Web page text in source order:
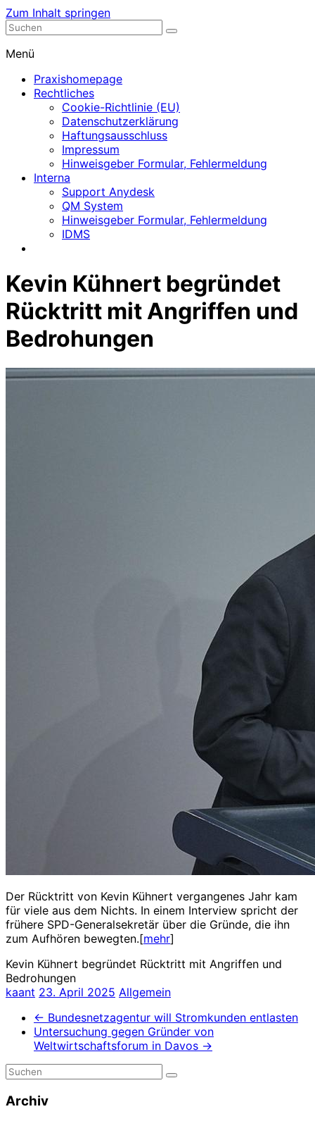
Zum Inhalt springen
Nephrologische Praxis mit Dialyse
Menü
Praxishomepage
Rechtliches
Cookie-Richtlinie (EU)
Datenschutzerklärung
Haftungsausschluss
Impressum
Hinweisgeber Formular, Fehlermeldung
Interna
Support Anydesk
QM System
Hinweisgeber Formular, Fehlermeldung
IDMS
Kevin Kühnert begründet
Rücktritt mit Angriffen und
Bedrohungen
Der Rücktritt von Kevin Kühnert vergangenes Jahr kam
für viele aus dem Nichts. In einem Interview spricht der
frühere SPD-Generalsekretär über die Gründe, die ihn
zum Aufhören bewegten.[mehr]
Kevin Kühnert begründet Rücktritt mit Angriffen und
Bedrohungen
kaant 23. April 2025 Allgemein
← Bundesnetzagentur will Stromkunden entlasten
Untersuchung gegen Gründer von
Weltwirtschaftsforum in Davos →
Archiv